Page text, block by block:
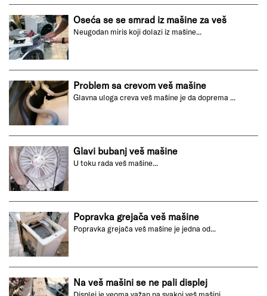
Oseća se se smrad iz mašine za veš
Neugodan miris koji dolazi iz mašine...
Problem sa crevom veš mašine
Glavna uloga creva veš mašine je da doprema ...
Glavi bubanj veš mašine
U toku rada veš mašine...
Popravka grejača veš mašine
Popravka grejača veš mašine je jedna od...
Na veš mašini se ne pali displej
Displej je veoma važan na svakoj veš mašini...